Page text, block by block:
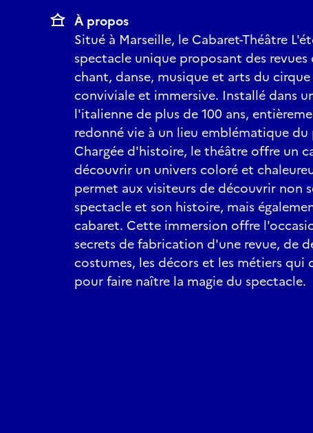
À propos
Situé à Marseille, le Cabaret-Théâtre
spectacle unique proposant des revues
chant, danse, musique et arts du
conviviale et immersive. Installé dans
l'italienne de plus de 100 ans,
redonné vie à un lieu emblématique
Chargée d'histoire, le théâtre offre un
découvrir un univers coloré et
permet aux visiteurs de découvrir non
spectacle et son histoire, mais
cabaret. Cette immersion offre
secrets de fabrication d'une revue, de
costumes, les décors et les métiers
pour faire naître la magie du spectacle.